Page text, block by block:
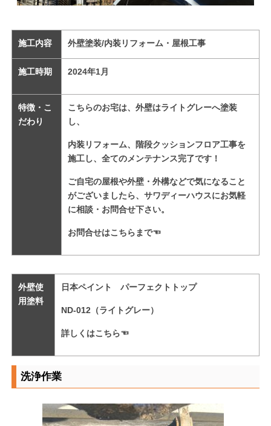
施工内容 外壁塗装/内装リフォーム・屋根工事
施工時期 2024年1月
特徴・こ
だわり
こちらのお宅は、外壁はライトグレーへ塗装
し、
内装リフォーム、階段クッションフロア工事を
施工し、全てのメンテナンス完了です！
ご自宅の屋根や外壁・外構などで気になること
がございましたら、サワディーハウスにお気軽
に相談・お問合せ下さい。
お問合せはこちらまで☜
外壁使
用塗料
日本ペイント パーフェクトトップ
ND-012（ライトグレー）
詳しくはこちら☜
洗浄作業